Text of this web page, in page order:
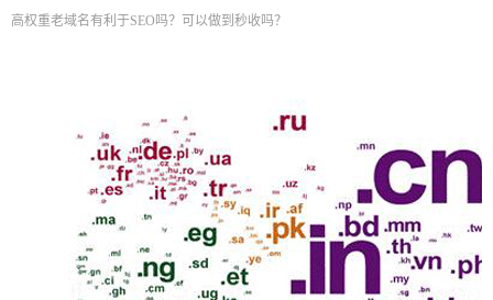
高权重老域名有利于SEO吗？可以做到秒收吗？